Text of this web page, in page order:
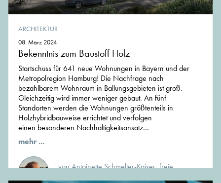
ARCHITEKTUR
08. März 2024
Bekenntnis zum Baustoff Holz
Startschuss für 641 neue Wohnungen in Bayern und der
Metropolregion Hamburg! Die Nachfrage nach
bezahlbarem Wohnraum in Ballungsgebieten ist groß.
Gleichzeitig wird immer weniger gebaut. An fünf
Standorten werden die Wohnungen größtenteils in
Holzhybridbauweise errichtet und verfolgen
einen besonderen Nachhaltigkeitsansatz...
mehr ...
von Antoinette Schmelter-Kaiser, freie